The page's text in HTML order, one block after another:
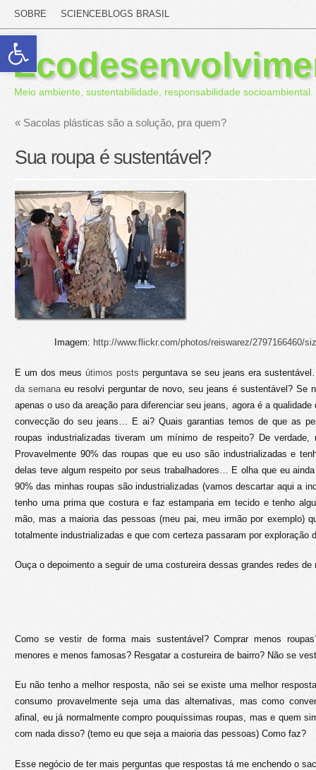
Abrir a barra de ferramentas
SOBRE SCIENCEBLOGS BRASIL
Meio ambiente, sustentabilidade, responsabilidade socioambiental
« Sacolas plásticas são a solução, pra quem?
Sua roupa é sustentável?
Imagem: http://www.flickr.com/photos/reiswarez/2797166460/
E um dos meus útimos posts perguntava se seu jeans era
da semanaeu resolvi perguntar de novo, seu jeans é sustentável? Se
apenas o uso da areação para diferenciar seu jeans, agora é a qualidade
convecção do seu jeans… E ai? Quais garantias temos de que as
roupas industrializadas tiveram um mínimo de respeito? De verdade,
Provavelmente 90% das roupas que eu uso são industrializadas e
delas teve algum respeito por seus trabalhadores… E olha que eu
90% das minhas roupas são industrializadas (vamos descartar aqui a
tenho uma prima que costura e faz estamparia em tecido e tenho
mão, mas a maioria das pessoas (meu pai, meu irmão por exemplo)
totalmente industrializadas e que com certeza passaram por exploração
Ouça o depoimento a seguir de uma costureira dessas grandes redes
Como se vestir de forma mais sustentável? Comprar menos
menores e menos famosas? Resgatar a costureira de bairro? Não se
Eu não tenho a melhor resposta, não sei se existe uma melhor
consumo provavelmente seja uma das alternativas, mas como
afinal, eu já normalmente compro pouquíssimas roupas, mas e quem
com nada disso? (temo eu que seja a maioria das pessoas) Como faz?
Esse negócio de ter mais perguntas que respostas tá me enchendo o